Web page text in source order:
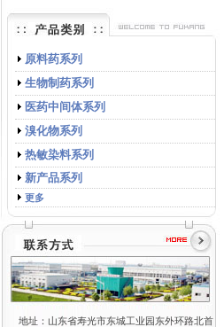
原料药系列
生物制药系列
医药中间体系列
溴化物系列
热敏染料系列
新产品系列
更多
地址：山东省寿光市东城工业园东外环路北首